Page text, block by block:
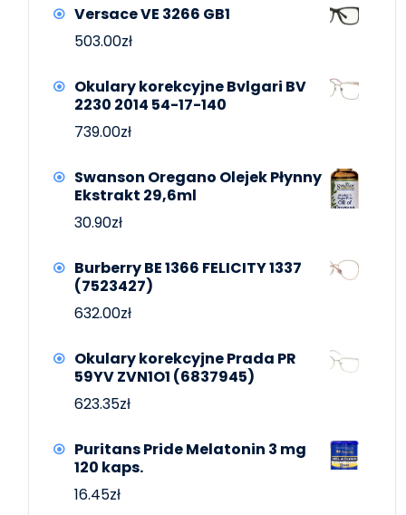
Versace VE 3266 GB1
503.00zł
Okulary korekcyjne Bvlgari BV
2230 2014 54-17-140
739.00zł
Swanson Oregano Olejek Płynny
Ekstrakt 29,6ml
30.90zł
Burberry BE 1366 FELICITY 1337
(7523427)
632.00zł
Okulary korekcyjne Prada PR
59YV ZVN1O1 (6837945)
623.35zł
Puritans Pride Melatonin 3 mg
120 kaps.
16.45zł